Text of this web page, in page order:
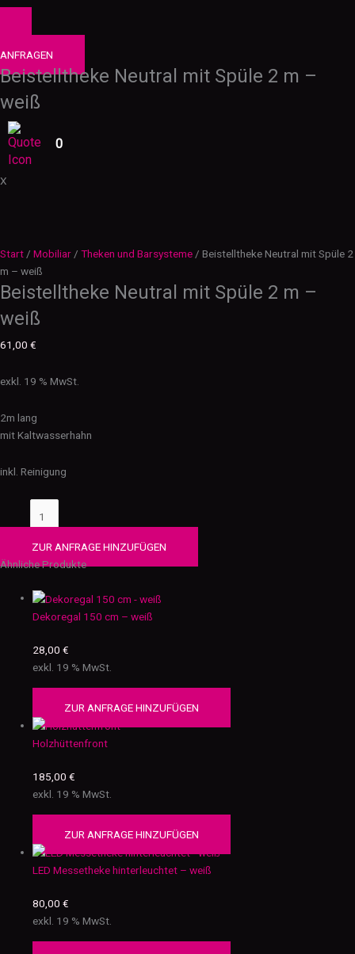
ANFRAGEN
Beistelltheke Neutral mit Spüle 2 m –
weiß
0
X
Start/ Mobiliar/ Theken und Barsysteme/ Beistelltheke Neutral mit Spüle 2
m – weiß
Beistelltheke Neutral mit Spüle 2 m –
weiß
61,00 €
exkl. 19 % MwSt.
2m lang
mit Kaltwasserhahn
inkl. Reinigung
ZUR ANFRAGE HINZUFÜGEN
Ähnliche Produkte
Dekoregal 150 cm – weiß
28,00€
exkl. 19 % MwSt.
ZUR ANFRAGE HINZUFÜGEN
Holzhüttenfront
185,00€
exkl. 19 % MwSt.
ZUR ANFRAGE HINZUFÜGEN
LED Messetheke hinterleuchtet – weiß
80,00€
exkl. 19 % MwSt.